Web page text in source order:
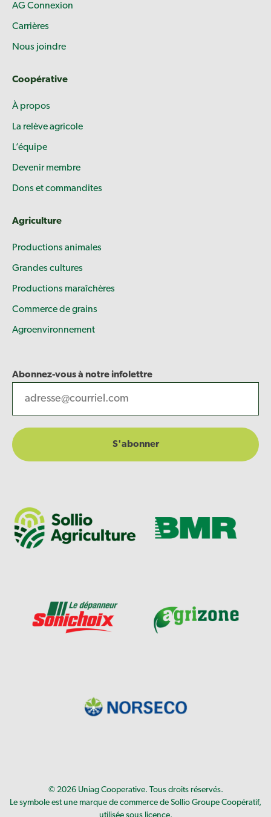
AG Connexion
Carrières
Nous joindre
Coopérative
À propos
La relève agricole
L’équipe
Devenir membre
Dons et commandites
Agriculture
Productions animales
Grandes cultures
Productions maraîchères
Commerce de grains
Agroenvironnement
Abonnez-vous à notre infolettre
© 2026 Uniag Cooperative. Tous droits réservés.
Le symbole est une marque de commerce de Sollio Groupe Coopératif,